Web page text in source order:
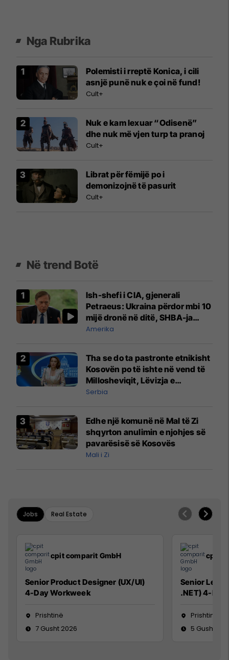
Nga Rubrika
Polemisti i rreptë Konica, i cili
asnjë punë nuk e çoi në fund!
Cult+
Nuk e kam lexuar “Odisenë”
dhe nuk më vjen turp ta pranoj
Cult+
Librat për fëmijë po i
demonizojnë të pasurit
Cult+
Në trend Botë
Ish-shefi i CIA, gjenerali
Petraeus: Ukraina përdor mbi 10
mijë dronë në ditë, SHBA-ja
mbetet shumë prapa në
Amerika
Tha se do ta pastronte etnikisht
Kosovën po të ishte në vend të
Millosheviqit, Lëvizja e
Qytetarëve të Lirë në Serbi
Paunoviq
Serbia
Edhe një komunë në Mal të Zi
shqyrton anulimin e njohjes së
pavarësisë së Kosovës
Mali i Zi
Jobs Real Estate
cpit comparit GmbH
Senior Product Designer (UX/UI)
4-Day Workweek
Prishtinë
7 Gusht 2026
cpit
Senior Lead
.NET) 4-
Prishtinë
5 Gusht